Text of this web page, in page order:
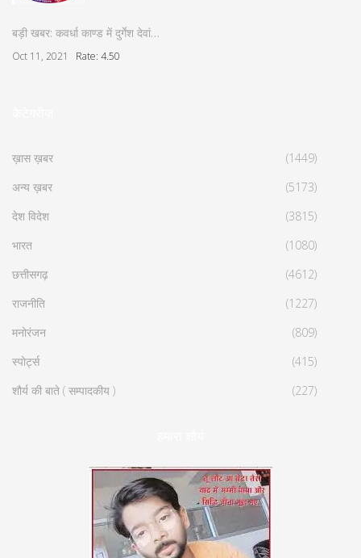
बड़ी खबर: कवर्धा काण्ड में दुर्गेश देवां…
Oct 11, 2021 Rate: 4.50
ख़ास ख़बर
(1449)
अन्य ख़बर
(5173)
देश विदेश
(3815)
भारत
(1080)
छत्तीसगढ़
(4612)
राजनीति
(1227)
मनोरंजन
(809)
स्पोर्ट्स
(415)
शौर्य की बाते ( सम्पादकीय )
(227)